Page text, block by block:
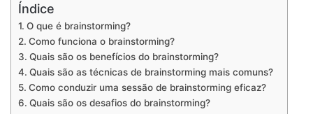
Índice
O que é brainstorming?
Como funciona o brainstorming?
Quais são os benefícios do brainstorming?
Quais são as técnicas de brainstorming mais comuns?
Como conduzir uma sessão de brainstorming eficaz?
Quais são os desafios do brainstorming?